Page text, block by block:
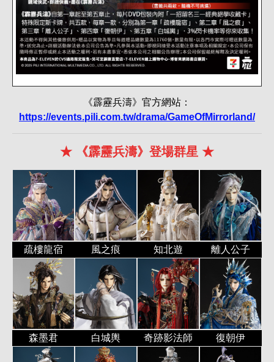
《霹靂兵濤》官方網站：
https://events.pili.com.tw/drama/GameOfMirrorland/
★ 《霹靂兵濤》登場群星 ★
疏樓龍宿 風之痕 知北遊 離人公子
森墨君 白城輿 奇跡影法師 復朝伊